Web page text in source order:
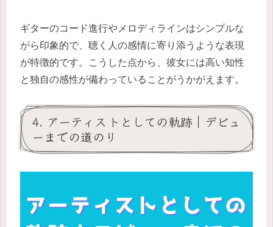
ギターのコード進行やメロディラインはシンプルな
がら印象的で、聴く人の感情に寄り添うような表現
が特徴的です。こうした点から、彼女には高い知性
と独自の感性が備わっていることがうかがえます。
4. アーティストとしての軌跡｜デビュ
ーまでの道のり